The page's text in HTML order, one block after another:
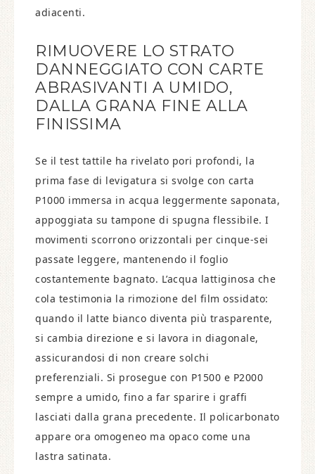
adiacenti.
RIMUOVERE LO STRATO
DANNEGGIATO CON CARTE
ABRASIVANTI A UMIDO,
DALLA GRANA FINE ALLA
FINISSIMA
Se il test tattile ha rivelato pori profondi, la
prima fase di levigatura si svolge con carta
P1000 immersa in acqua leggermente saponata,
appoggiata su tampone di spugna flessibile. I
movimenti scorrono orizzontali per cinque-sei
passate leggere, mantenendo il foglio
costantemente bagnato. L’acqua lattiginosa che
cola testimonia la rimozione del film ossidato:
quando il latte bianco diventa più trasparente,
si cambia direzione e si lavora in diagonale,
assicurandosi di non creare solchi
preferenziali. Si prosegue con P1500 e P2000
sempre a umido, fino a far sparire i graffi
lasciati dalla grana precedente. Il policarbonato
appare ora omogeneo ma opaco come una
lastra satinata.